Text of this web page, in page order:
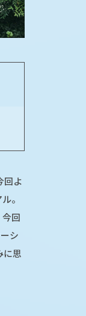
回よ
。
回
シ
に思